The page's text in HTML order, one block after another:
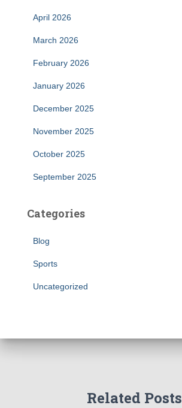
April 2026
March 2026
February 2026
January 2026
December 2025
November 2025
October 2025
September 2025
Categories
Blog
Sports
Uncategorized
Related Posts